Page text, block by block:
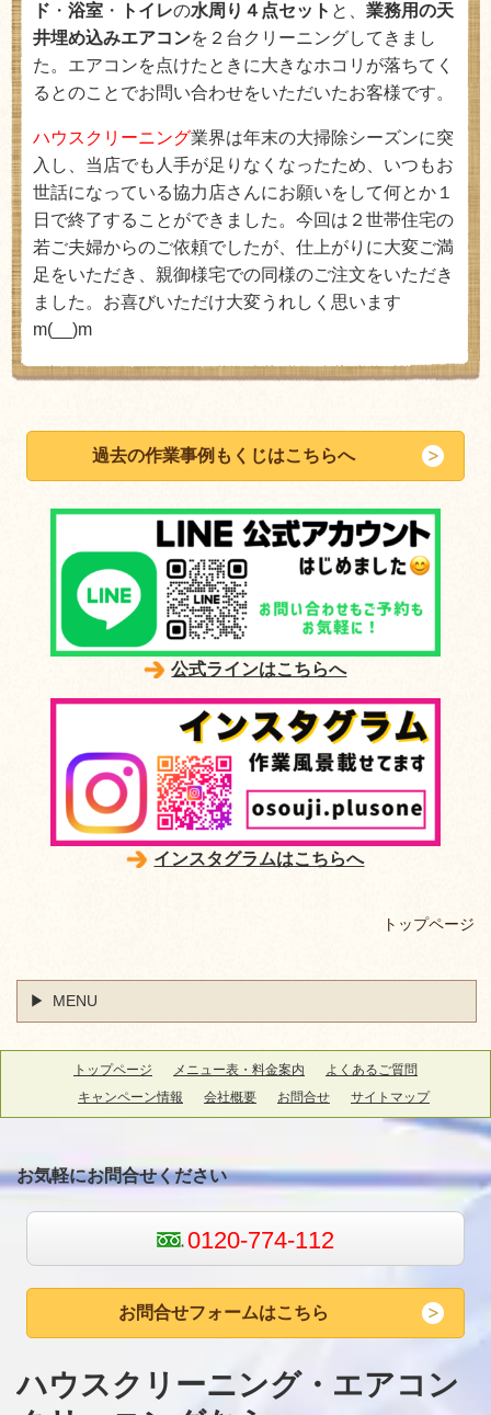
ド ・ 浴室 ・ トイレの水周り４点セット と、 業務用の天
井埋め込みエアコンを２台クリーニングしてきまし
た。エアコンを点けたときに大きなホコリが落ちてく
るとのことでお問い合わせをいただいたお客様です。
ハウスクリーニング業界は年末の大掃除シーズンに突
入し、当店でも人手が足りなくなったため、いつもお
世話になっている協力店さんにお願いをして何とか１
日で終了することができました。今回は２世帯住宅の
若ご夫婦からのご依頼でしたが、仕上がりに大変ご満
足をいただき、親御様宅での同様のご注文をいただき
ました。お喜びいただけ大変うれしく思います
m(__)m
過去の作業事例もくじはこちらへ
公式ラインはこちらへ
インスタグラムはこちらへ
トップページ
MENU
トップページ メニュー表・料金案内
よくあるご質問
キャンペーン情報
会社概要 お問合せ サイトマップ
お気軽にお問合せください
0120-774-112
お問合せフォームはこちら
ハウスクリーニング・エアコン